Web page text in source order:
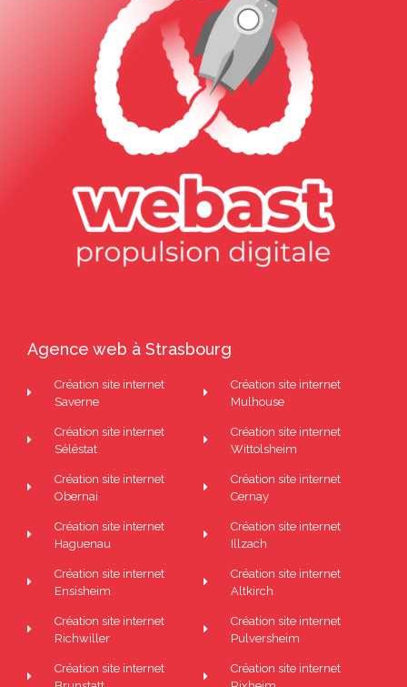
Agence web à Strasbourg
Création site internet
Saverne
Création site internet
Séléstat
Création site internet
Obernai
Création site internet
Haguenau
Création site internet
Ensisheim
Création site internet
Richwiller
Création site internet
Création site internet
Mulhouse
Création site internet
Wittolsheim
Création site internet
Cernay
Création site internet
Illzach
Création site internet
Altkirch
Création site internet
Pulversheim
Création site internet